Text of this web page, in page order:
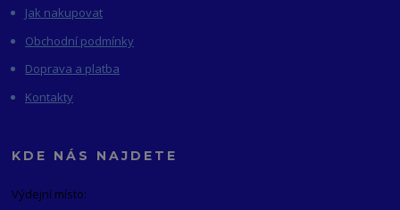
Jak nakupovat
Obchodní podmínky
Doprava a platba
Kontakty
KDE NÁS NAJDETE
Výdejní místo: